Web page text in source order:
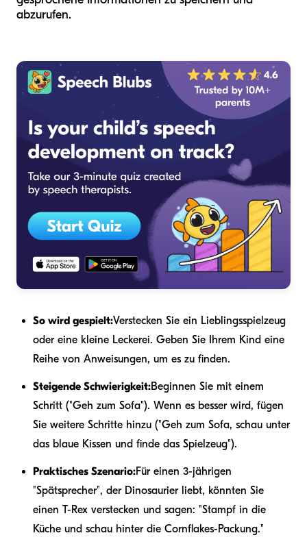
abzurufen.
So wird gespielt:Verstecken Sie ein Lieblingsspielzeug
oder eine kleine Leckerei. Geben Sie Ihrem Kind eine
Reihe von Anweisungen, um es zu finden.
Steigende Schwierigkeit:Beginnen Sie mit einem
Schritt ("Geh zum Sofa"). Wenn es besser wird, fügen
Sie weitere Schritte hinzu ("Geh zum Sofa, schau unter
das blaue Kissen und finde das Spielzeug").
Praktisches Szenario:Für einen 3-jährigen
"Spätsprecher", der Dinosaurier liebt, könnten Sie
einen T-Rex verstecken und sagen: "Stampf in die
Küche und schau hinter die Cornflakes-Packung."